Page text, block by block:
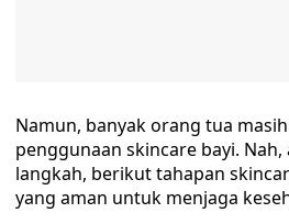
Namun, banyak orang tua
penggunaan skincare bayi.
langkah, berikut tahapan
yang aman untuk menjaga